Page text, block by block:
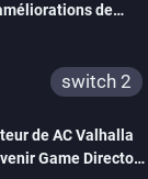
de
switch 2
de AC Valhalla
Game Director